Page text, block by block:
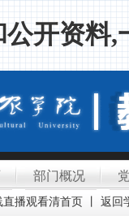
开资料
部门概况
直播观看清首页 丨 返回